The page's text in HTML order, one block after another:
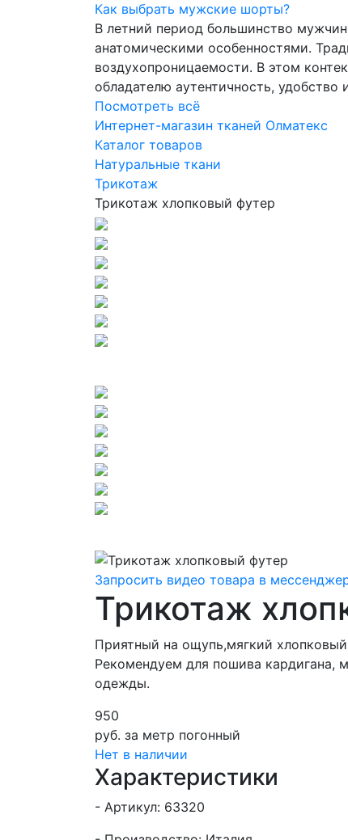
Как выбрать мужские шорты?
В летний период большинство
анатомическими особенностями.
воздухопроницаемости. В этом
обладателю аутентичность,
Посмотреть всё
Интернет-магазин тканей Олматекс
Каталог товаров
Натуральные ткани
Трикотаж
Трикотаж хлопковый футер
Запросить видео товара в
Трикотаж
Приятный на ощупь,мягкий
Рекомендуем для пошива кардигана,
одежды.
950
руб. за метр погонный
Нет в наличии
Характеристики
- Артикул: 63320